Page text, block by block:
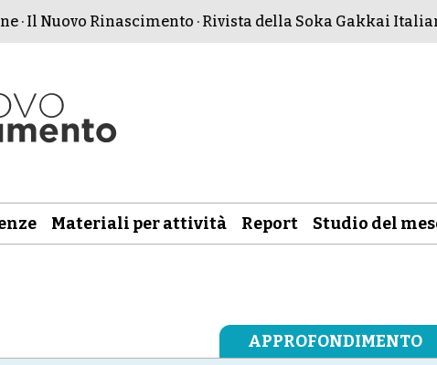
Il Nuovo Rinascimento · Rivista della Soka Gakkai Italiana
Materiali per attività Report Studio del
APPROFONDIMENTO